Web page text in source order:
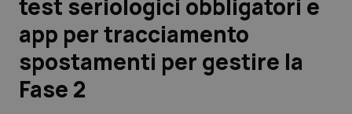
Edizioni Regionali
QS Pro
Professionisti Sanitari.AI
test seriologici obbligatori e
app per tracciamento
spostamenti per gestire la
Fase 2